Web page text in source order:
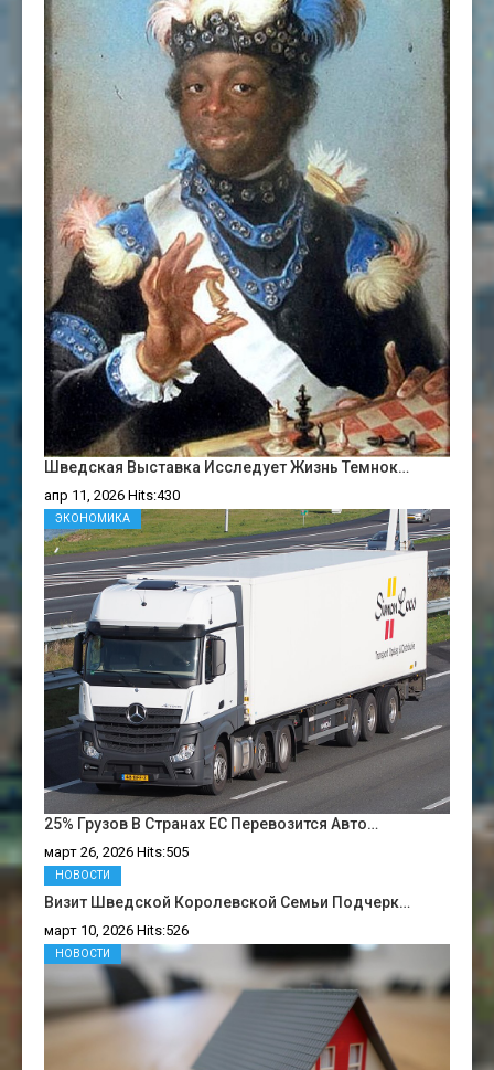
Шведская Выставка Исследует Жизнь Темнок…
апр 11, 2026 Hits:430
25% Грузов В Странах ЕС Перевозится Авто…
март 26, 2026 Hits:505
ЭКОНОМИКА
Визит Шведской Королевской Семьи Подчерк…
март 10, 2026 Hits:526
НОВОСТИ
НОВОСТИ